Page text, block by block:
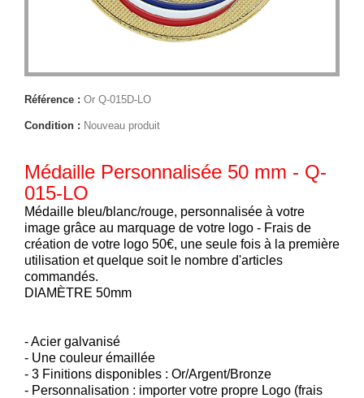
Référence : Or Q-015D-LO
Condition : Nouveau produit
Médaille Personnalisée 50 mm - Q-
015-LO
Médaille bleu/blanc/rouge, personnalisée à votre
image grâce au marquage de votre logo - Frais de
création de votre logo 50€, une seule fois à la première
utilisation et quelque soit le nombre d'articles
commandés.
DIAMÈTRE 50mm
- Acier galvanisé
- Une couleur émaillée
- 3 Finitions disponibles : Or/Argent/Bronze
- Personnalisation : importer votre propre Logo (frais